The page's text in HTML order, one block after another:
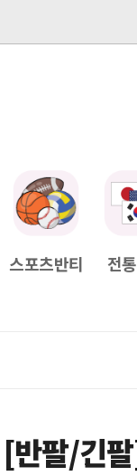
[Q&A]
스포츠반티 전
팔/긴